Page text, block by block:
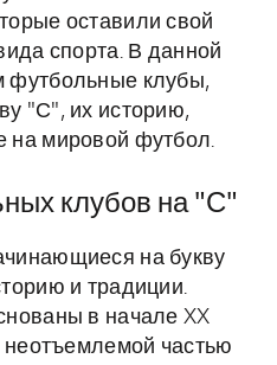
оставили свой
спорта. В данной
футбольные клубы,
"С", их историю,
на мировой футбол.
клубов на "С"
на букву
и традиции.
в начале XX
неотъемлемой частью